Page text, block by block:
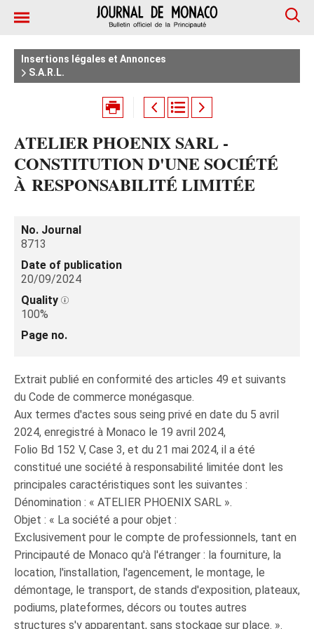
Insertions légales et Annonces
S.A.R.L.
ATELIER PHOENIX SARL -
CONSTITUTION D'UNE SOCIÉTÉ
À RESPONSABILITÉ LIMITÉE
No. Journal
8713
Date of publication
20/09/2024
Quality
100%
Page no.
Extrait publié en conformité des articles 49 et suivants
du Code de commerce monégasque.
Aux termes d'actes sous seing privé en date du 5 avril
2024, enregistré à Monaco le 19 avril 2024,
Folio Bd 152 V, Case 3, et du 21 mai 2024, il a été
constitué une société à responsabilité limitée dont les
principales caractéristiques sont les suivantes :
Dénomination : « ATELIER PHOENIX SARL ».
Objet : « La société a pour objet :
Exclusivement pour le compte de professionnels, tant en
Principauté de Monaco qu'à l'étranger : la fourniture, la
location, l'installation, l'agencement, le montage, le
démontage, le transport, de stands d'exposition, plateaux,
podiums, plateformes, décors ou toutes autres
structures s'y apparentant, sans stockage sur place. ».